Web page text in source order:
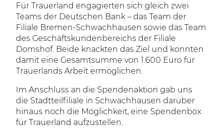
Für Trauerland engagierten sich gleich zwei
Teams der Deutschen Bank – das Team der
Filiale Bremen-Schwachhausen sowie das Team
des Geschäftskundenbereichs der Filiale
Domshof. Beide knackten das Ziel und konnten
damit eine Gesamtsumme von 1.600 Euro für
Trauerlands Arbeit ermöglichen.
Im Anschluss an die Spendenaktion gab uns
die Stadtteilfiliale in Schwachhausen darüber
hinaus noch die Möglichkeit, eine Spendenbox
für Trauerland aufzustellen.